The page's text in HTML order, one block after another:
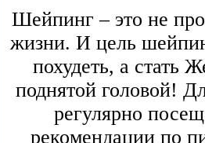
Шейпинг – это не
жизни. И цель
похудеть, а
поднятой головой!
регулярно
рекомендации по